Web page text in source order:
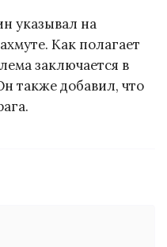
указывал на
Как полагает
заключается в
также добавил, что